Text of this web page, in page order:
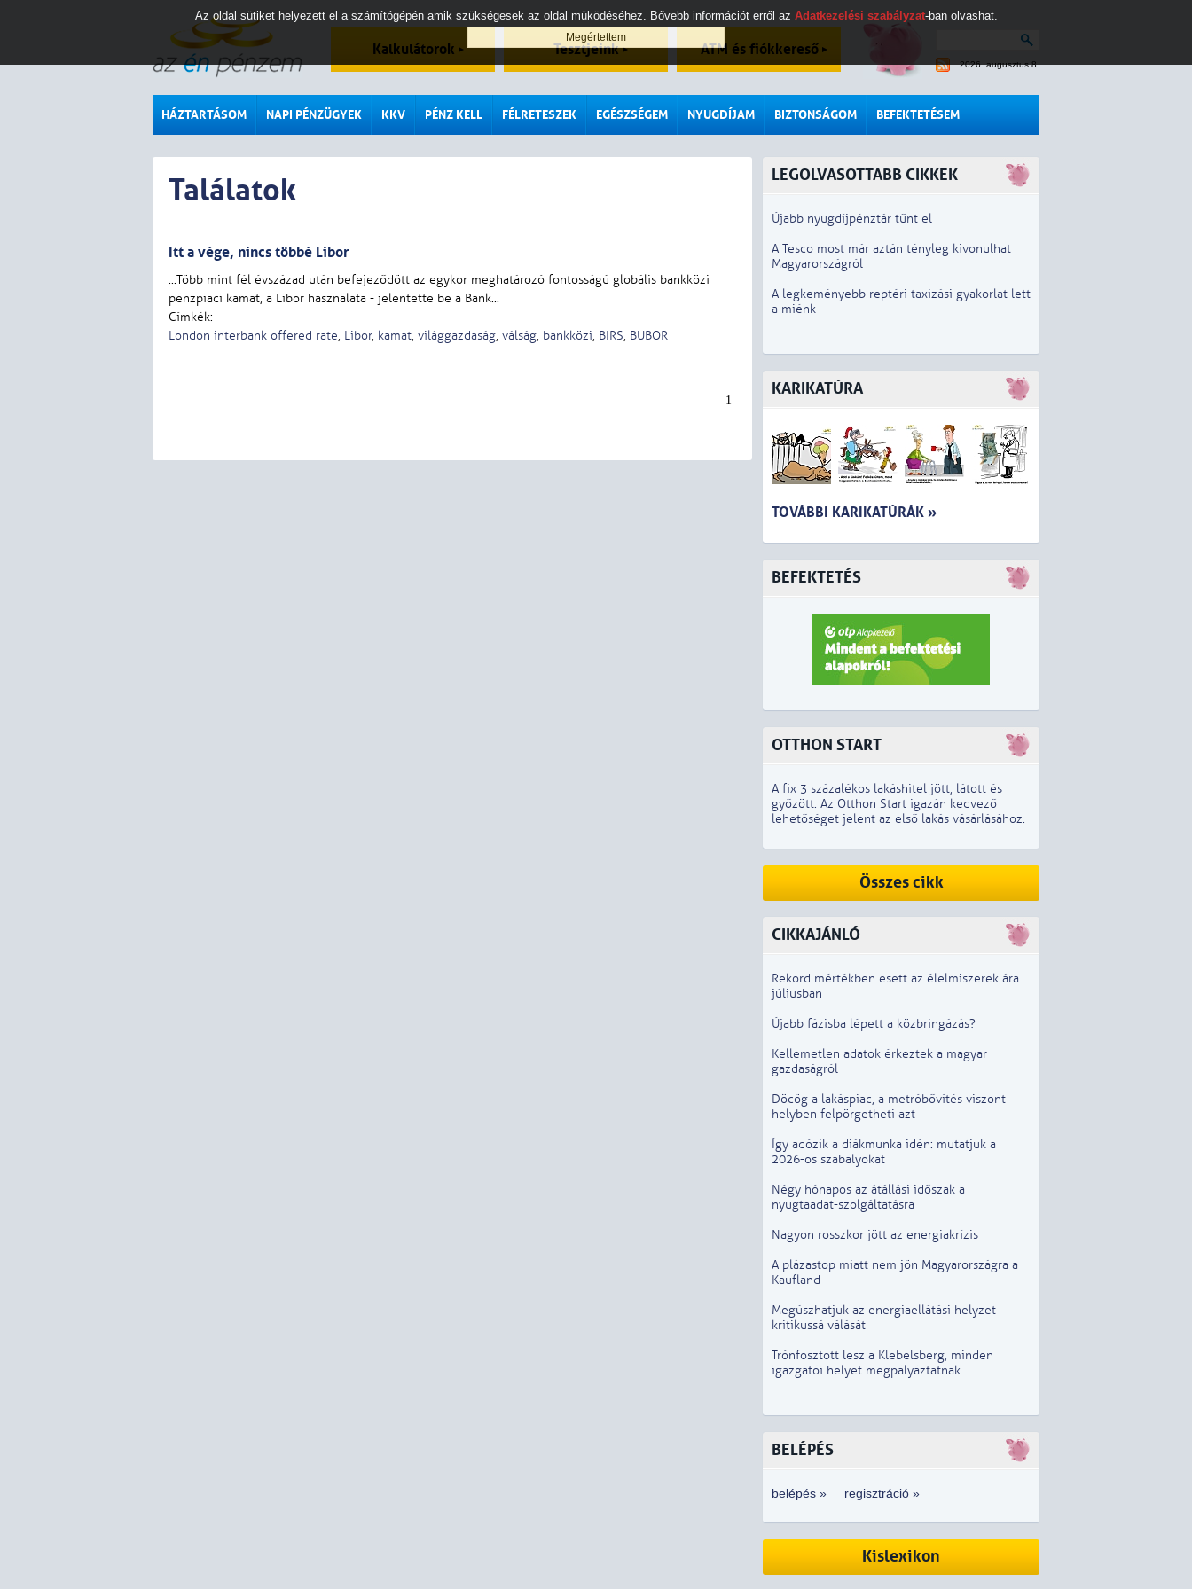
Kalkulátorok Tesztjeink ATM és fiókkereső
2026. augusztus 8.
HÁZTARTÁSOM NAPI PÉNZÜGYEK KKV PÉNZ KELL FÉLRETESZEK EGÉSZSÉGEM NYUGDÍJAM BIZTONSÁGOM BEFEKTETÉSEM
Találatok
Itt a vége, nincs többé Libor
...Több mint fél évszázad után befejeződött az egykor meghatározó fontosságú globális bankközi
pénzpiaci kamat, a Libor használata - jelentette be a Bank...
Címkék:
London interbank offered rate, Libor, kamat, világgazdaság, válság, bankközi, BIRS, BUBOR
1
LEGOLVASOTTABB CIKKEK
Újabb nyugdíjpénztár tűnt el
A Tesco most már aztán tényleg kivonulhat
Magyarországról
A legkeményebb reptéri taxizási gyakorlat lett
a miénk
KARIKATÚRA
TOVÁBBI KARIKATÚRÁK »
BEFEKTETÉS
OTTHON START
A fix 3 százalékos lakáshitel jött, látott és
győzött. Az Otthon Start igazán kedvező
lehetőséget jelent az első lakás vásárlásához.
Összes cikk
CIKKAJÁNLÓ
Rekord mértékben esett az élelmiszerek ára
júliusban
Újabb fázisba lépett a közbringázás?
Kellemetlen adatok érkeztek a magyar
gazdaságról
Döcög a lakáspiac, a metróbővítés viszont
helyben felpörgetheti azt
Így adózik a diákmunka idén: mutatjuk a
2026-os szabályokat
Négy hónapos az átállási időszak a
nyugtaadat-szolgáltatásra
Nagyon rosszkor jött az energiakrízis
A plázastop miatt nem jön Magyarországra a
Kaufland
Megúszhatjuk az energiaellátási helyzet
kritikussá válását
Trónfosztott lesz a Klebelsberg, minden
igazgatói helyet megpályáztatnak
BELÉPÉS
belépés » regisztráció »
Kislexikon
Az oldal sütiket helyezett el a számítógépén amik szükségesek az oldal müködéséhez. Bővebb információt erről az Adatkezelési szabályzat-ban olvashat.